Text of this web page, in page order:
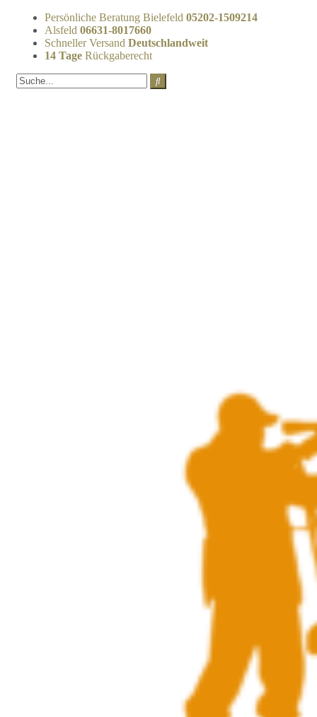
Persönliche Beratung Bielefeld 05202-1509214
Alsfeld 06631-8017660
Schneller Versand Deutschlandweit
14 Tage Rückgaberecht